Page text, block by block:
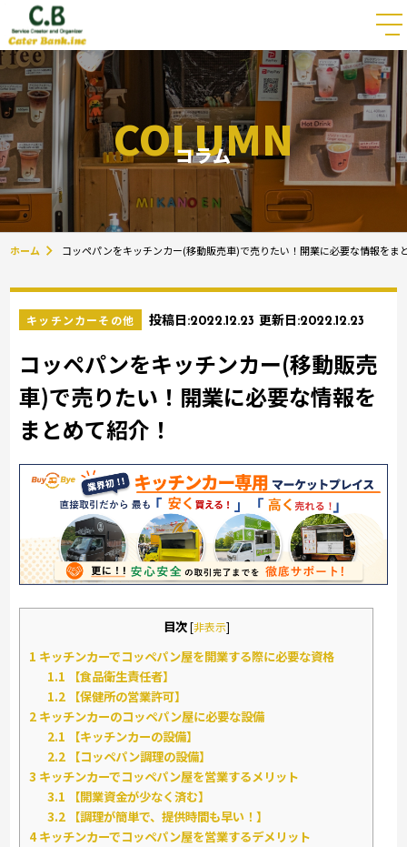
COLUMN
コラム
ホーム コッペパンをキッチンカー(移動販売車)で売りたい！開業に必要な情報をま
キッチンカーその他 投稿日:2022.12.23 更新日:2022.12.23
コッペパンをキッチンカー(移動販売
車)で売りたい！開業に必要な情報を
まとめて紹介！
目次[非表示]
1 キッチンカーでコッペパン屋を開業する際に必要な資格
1.1 【食品衛生責任者】
1.2 【保健所の営業許可】
2 キッチンカーのコッペパン屋に必要な設備
2.1 【キッチンカーの設備】
2.2 【コッペパン調理の設備】
3 キッチンカーでコッペパン屋を営業するメリット
3.1 【開業資金が少なく済む】
3.2 【調理が簡単で、提供時間も早い！】
4キッチンカーでコッペパン屋を営業するデメリット